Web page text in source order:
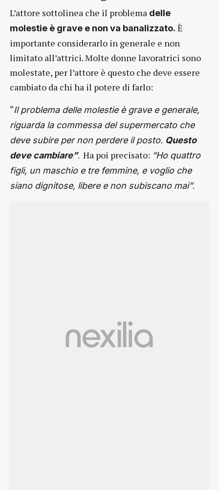
L’attore sottolinea che il problema delle
molestie è grave e non va banalizzato. È
importante considerarlo in generale e non
limitato all’attrici. Molte donne lavoratrici sono
molestate, per l’attore è questo che deve essere
cambiato da chi ha il potere di farlo:
“Il problema delle molestie è grave e generale,
riguarda la commessa del supermercato che
deve subire per non perdere il posto. Questo
deve cambiare”. Ha poi precisato: “Ho quattro
figli, un maschio e tre femmine, e voglio che
siano dignitose, libere e non subiscano mai”.